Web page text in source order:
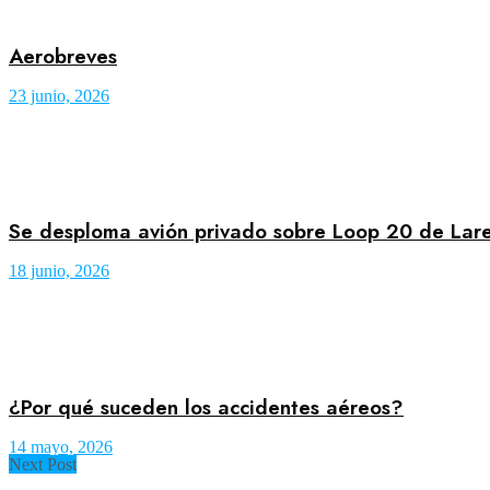
Aerobreves
23 junio, 2026
Se desploma avión privado sobre Loop 20 de
18 junio, 2026
¿Por qué suceden los accidentes aéreos?
14 mayo, 2026
Next Post